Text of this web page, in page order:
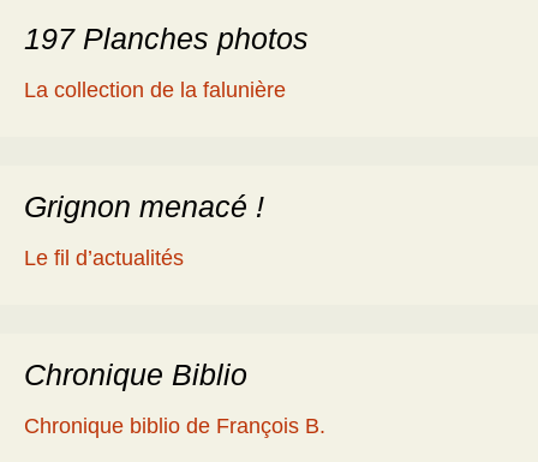
197 Planches photos
La collection de la falunière
Grignon menacé !
Le fil d’actualités
Chronique Biblio
Chronique biblio de François B.